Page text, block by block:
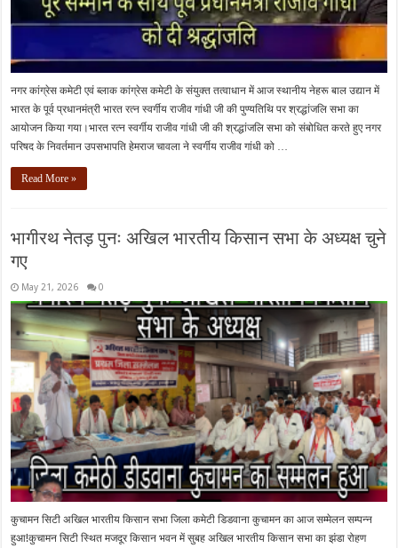
नगर कांग्रेस कमेटी एवं ब्लाक कांग्रेस कमेटी के संयुक्त तत्वाधान में आज स्थानीय नेहरू बाल उद्यान में
भारत के पूर्व प्रधानमंत्री भारत रत्न स्वर्गीय राजीव गांधी जी की पुण्यतिथि पर श्रद्धांजलि सभा का
आयोजन किया गया।भारत रत्न स्वर्गीय राजीव गांधी जी की श्रद्धांजलि सभा को संबोधित करते हुए नगर
परिषद के निवर्तमान उपसभापति हेमराज चावला ने स्वर्गीय राजीव गांधी को …
Read More »
भागीरथ नेतड़ पुनः अखिल भारतीय किसान सभा के अध्यक्ष चुने
गए
May 21, 2026 0
कुचामन सिटी अखिल भारतीय किसान सभा जिला कमेटी डिडवाना कुचामन का आज सम्मेलन सम्पन्न
हुआ!कुचामन सिटी स्थित मजदूर किसान भवन में सुबह अखिल भारतीय किसान सभा का झंडा रोहण